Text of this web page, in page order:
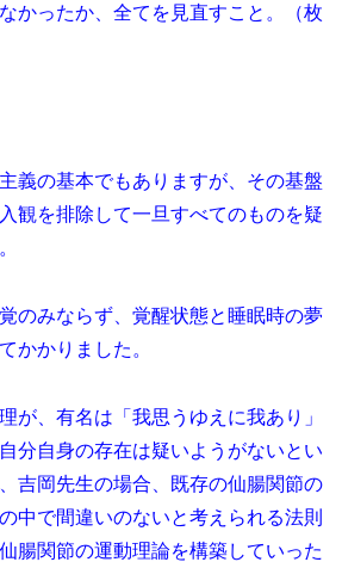
ったか、全てを見直すこと。（枚
義の基本でもありますが、その基盤
観を排除して一旦すべてのものを疑
のみならず、覚醒状態と睡眠時の夢
かかりました。
が、有名は「我思うゆえに我あり」
分自身の存在は疑いようがないとい
吉岡先生の場合、既存の仙腸関節の
中で間違いのないと考えられる法則
腸関節の運動理論を構築していった